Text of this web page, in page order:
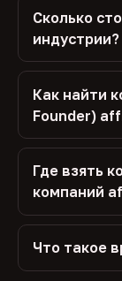
Сколько
индустрии?
Как найти
Founder)
Где взять
компаний
Что такое